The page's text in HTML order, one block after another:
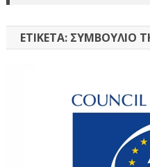
ΕΤΙΚΈΤΑ: ΣΥΜΒΟΎΛΙΟ